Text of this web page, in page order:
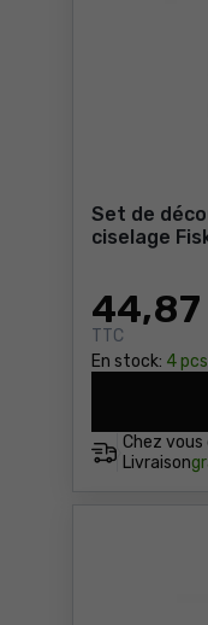
Set de
ciselage
44
TTC
En stock: 4
Chez vous
Livraison